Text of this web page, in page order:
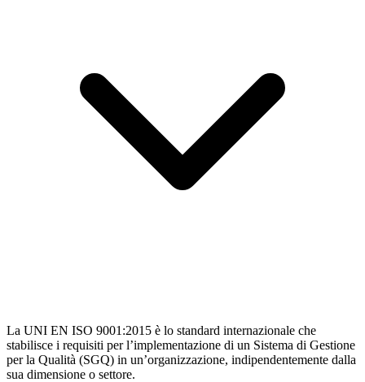
La UNI EN ISO 9001:2015 è lo standard internazionale che
stabilisce i requisiti per l’implementazione di un Sistema di Gestione
per la Qualità (SGQ) in un’organizzazione, indipendentemente dalla
sua dimensione o settore.